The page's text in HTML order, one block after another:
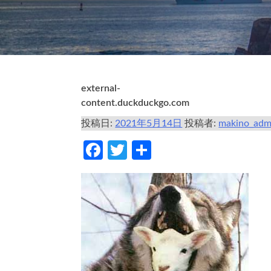
external-
content.duckduckgo.com
投稿日:2021年5月14日 投稿者:
Facebook
Twitter
有